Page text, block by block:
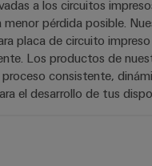
a los circuitos
pérdida posible.
placa de circuito
Los productos de
consistente,
el desarrollo de tus